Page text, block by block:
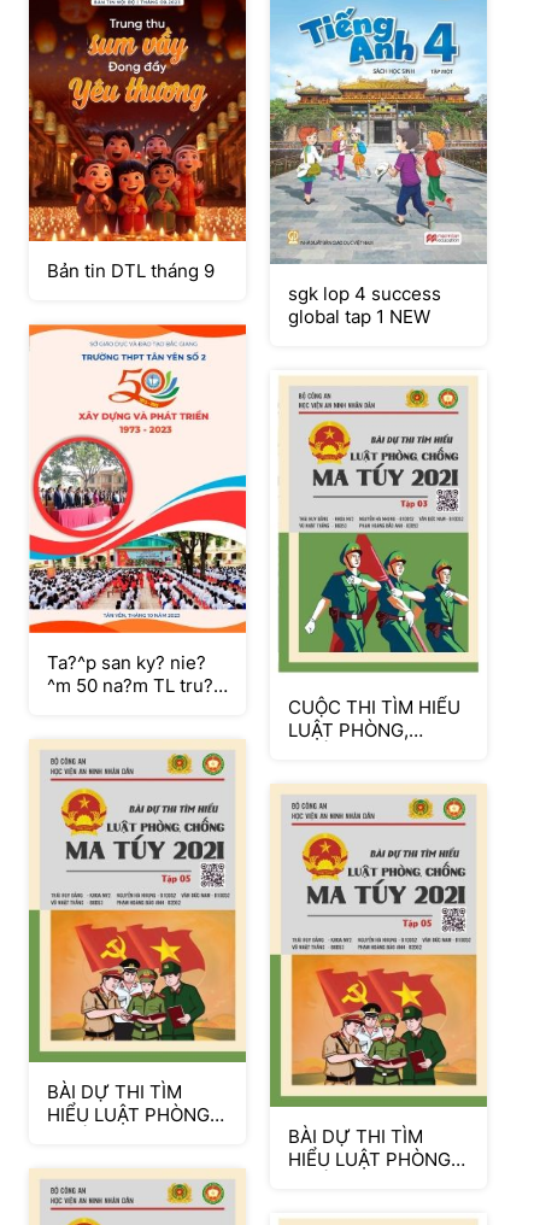
Bản tin DTL tháng 9
sgk lop 4 success
global tap 1 NEW
Ta?^p san ky? nie?
^m 50 na?m TL tru?
CUỘC THI TÌM HIỂU
LUẬT PHÒNG,
BÀI DỰ THI TÌM
HIỂU LUẬT PHÒNG,
BÀI DỰ THI TÌM
HIỂU LUẬT PHÒNG,